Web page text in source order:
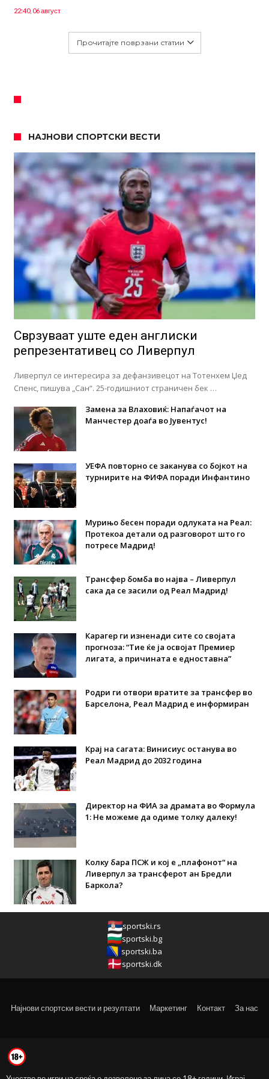
22:40, 06 август
Прочитајте поврзани статии
НАЈНОВИ СПОРТСКИ ВЕСТИ
Сврзуваат уште еден англиски
репрезентативец со Ливерпул
Ливерпул се интересира за дефанзивецот на Тотенхем Џед
Спенс, пишува „Сан“. 25-годишниот страничен бек …
Замена за Влаховиќ: Напаѓачот на
Манчестер доаѓа во Јувентус!
УЕФА повторно се заканува со бојкот на
турнирите на ФИФА поради Инфантино
Мурињо бесен поради одлуката на Реал:
Протекоа детали од разговорот што го
потресе Мадрид!
Трансфер бомба во најва – Ливерпул
сака да се засили од Реал Мадрид!
Карагер ги изненади сите со својата
прогноза: “Тие ќе ја освојат Премиер
лигата, а причината е едноставна”
Родри ги отвори вратите за трансфер во
Барселона, Реал Мадрид е информиран
Крај на сагата: Винисиус останува во
Реал Мадрид до 2032 година
Директор на ФИА за драмата во Формула
1: Не можеме да одиме толку далеку!
Колку бара ПСЖ и кој е „плафонот“ на
Ливерпул за трансферот ан Бредли
Баркола?
sportski.rs
sportski.bg
sportski.ba
sportski.dk
Најнови спортски вести и резултати Маркетинг Контакт За нас